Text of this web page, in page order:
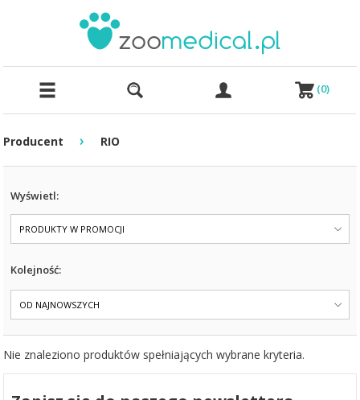
(0)
Producent › RIO
Wyświetl:
PRODUKTY W PROMOCJI
Kolejność:
OD NAJNOWSZYCH
Nie znaleziono produktów spełniających wybrane kryteria.